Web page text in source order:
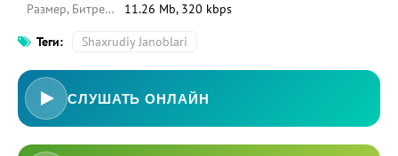
Размер, Битрейт:
11.26 Mb, 320 kbps
Теги: Shaxrudiy Janoblari
СЛУШАТЬ ОНЛАЙН
-Bezori